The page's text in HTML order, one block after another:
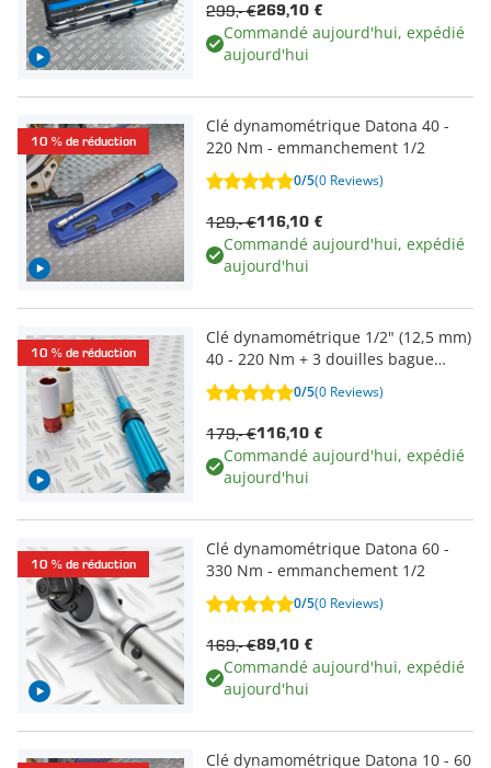
269,10 €
299,- €
Commandé aujourd'hui, expédié
aujourd'hui
10 % de réduction
Clé dynamométrique Datona 40 -
220 Nm - emmanchement 1/2
0/5(0 Reviews)
116,10 €
129,- €
Commandé aujourd'hui, expédié
aujourd'hui
10 % de réduction
Clé dynamométrique 1/2" (12,5 mm)
40 - 220 Nm + 3 douilles bague
téflon
0/5(0 Reviews)
116,10 €
179,- €
Commandé aujourd'hui, expédié
aujourd'hui
10 % de réduction
Clé dynamométrique Datona 60 -
330 Nm - emmanchement 1/2
0/5(0 Reviews)
89,10 €
169,- €
Commandé aujourd'hui, expédié
aujourd'hui
Clé dynamométrique Datona 10 - 60